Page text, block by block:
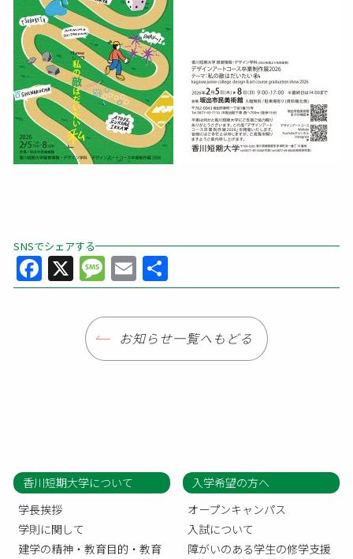
SNSでシェアする
Facebook
X Message
Email
有
お知らせ一覧へもどる
香川短期大学について
学長挨拶
学則に関して
建学の精神・教育目的・教育
入学希望の方へ
オープンキャンパス
入試について
障がいのある学生の修学支援